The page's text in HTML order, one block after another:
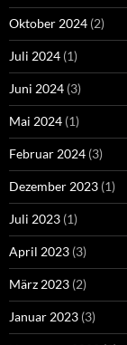
Oktober 2024 (2)
Juli 2024 (1)
Juni 2024 (3)
Mai 2024 (1)
Februar 2024 (3)
Dezember 2023 (1)
Juli 2023 (1)
April 2023 (3)
März 2023 (2)
Januar 2023 (3)